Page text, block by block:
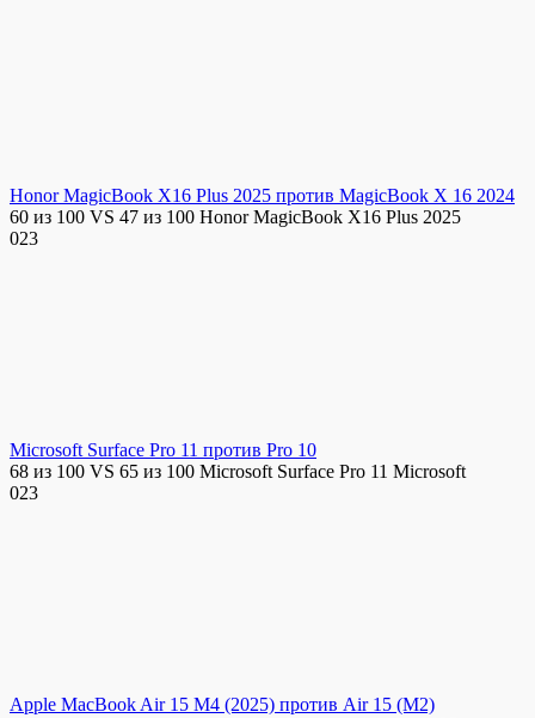
Honor MagicBook X16 Plus 2025 против MagicBook X 16 2024
60 из 100 VS 47 из 100 Honor MagicBook X16 Plus 2025
023
Microsoft Surface Pro 11 против Pro 10
68 из 100 VS 65 из 100 Microsoft Surface Pro 11 Microsoft
023
Apple MacBook Air 15 M4 (2025) против Air 15 (M2)